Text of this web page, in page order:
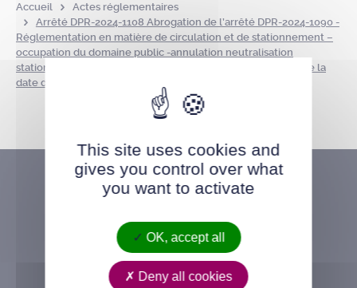
Accueil
Actes réglementaires
Arrêté DPR-2024-1108 Abrogation de l’arrêté DPR-2024-1090 -
Réglementation en matière de circulation et de stationnement –
occupation du domaine public -annulation neutralisation
stationnement – 4 avenue du Docteur Rappin – à compter de la
date de notification du présent arrêté
This site uses cookies and
gives you control over what
you want to activate
OK, accept all
Deny all cookies